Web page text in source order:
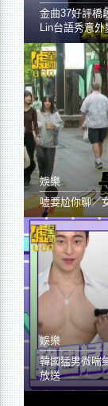
金曲37好評橋
Lin台語秀意
娛樂
噓要尬你聊／
娛樂
韓國猛男微喘
放送